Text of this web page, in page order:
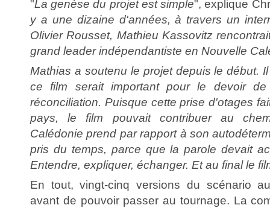
"La genèse du projet est simple", explique
y a une dizaine d'années, à travers un
Olivier Rousset, Mathieu Kassovitz
grand leader indépendantiste en Nouvelle
Mathias a soutenu le projet depuis le début.
ce film serait important pour le devoir
réconciliation. Puisque cette prise d'otages
pays, le film pouvait contribuer au
Calédonie prend par rapport à son
pris du temps, parce que la parole devait
Entendre, expliquer, échanger. Et au final le
En tout, vingt-cinq versions du scénario
avant de pouvoir passer au tournage. La